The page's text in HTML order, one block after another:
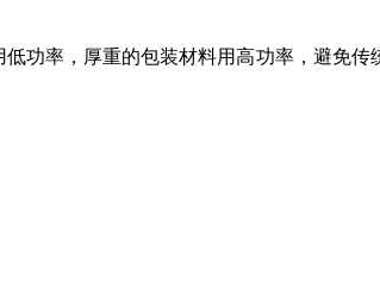
率，厚重的包装材料用高功率，避免传